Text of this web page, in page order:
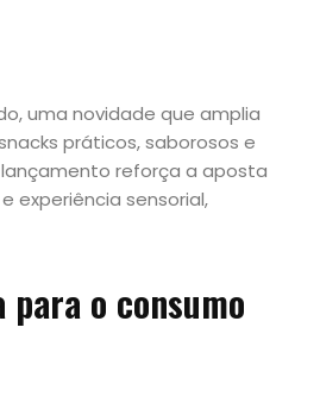
uma novidade que amplia
práticos, saborosos e
reforça a aposta
experiência sensorial,
o consumo